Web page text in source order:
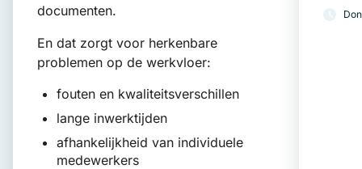
documenten.
En dat zorgt voor herkenbare
problemen op de werkvloer:
fouten en kwaliteitsverschillen
lange inwerktijden
afhankelijkheid van individuele
medewerkers